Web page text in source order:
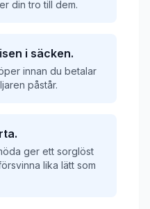
din tro till dem.
i säcken.
innan du betalar
påstår.
ger ett sorglöst
lika lätt som